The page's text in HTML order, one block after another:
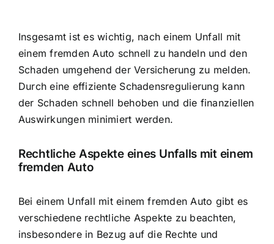
Insgesamt ist es wichtig, nach einem Unfall mit
einem fremden Auto schnell zu handeln und den
Schaden umgehend der Versicherung zu melden.
Durch eine effiziente Schadensregulierung kann
der Schaden schnell behoben und die finanziellen
Auswirkungen minimiert werden.
Rechtliche Aspekte eines Unfalls mit einem
fremden Auto
Bei einem Unfall mit einem fremden Auto gibt es
verschiedene rechtliche Aspekte zu beachten,
insbesondere in Bezug auf die Rechte und